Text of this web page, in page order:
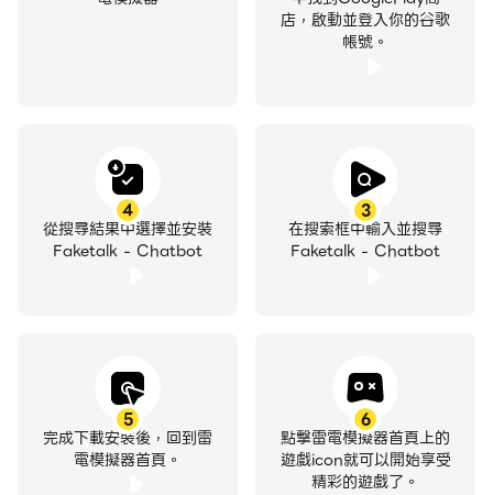
店，啟動並登入你的谷歌
帳號。
3
在搜索框中輸入並搜尋
Faketalk - Chatbot
4
從搜尋結果中選擇並安裝
Faketalk - Chatbot
5
完成下載安裝後，回到雷
電模擬器首頁。
6
點擊雷電模擬器首頁上的
遊戲icon就可以開始享受
精彩的遊戲了。